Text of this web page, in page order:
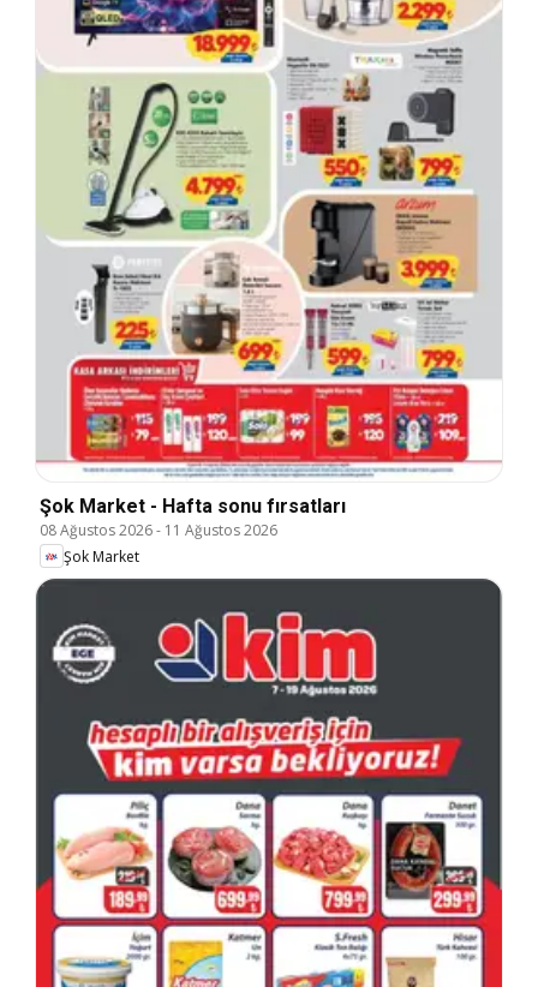
Şok Market - Hafta sonu fırsatları
08 Ağustos 2026- 11 Ağustos 2026
Şok Market